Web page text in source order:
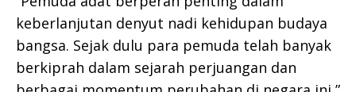
keberlanjutan denyut nadi kehidupan budaya
bangsa. Sejak dulu para pemuda telah banyak
berkiprah dalam sejarah perjuangan dan